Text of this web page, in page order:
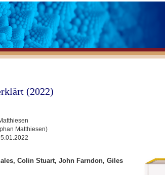
(2022)
Matthiesen)
Colin Stuart, John Farndon, Giles